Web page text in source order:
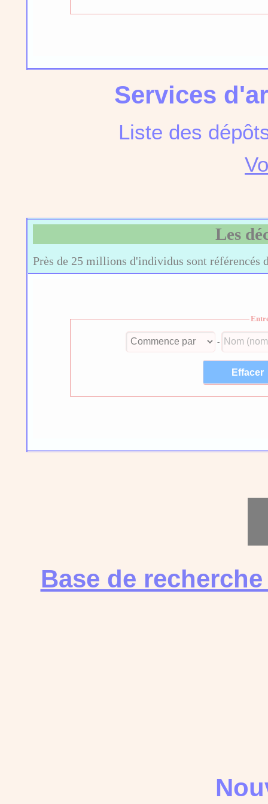
Services
Liste des
Les
Près de 25 millions d'individus sont référencés
-
Base de